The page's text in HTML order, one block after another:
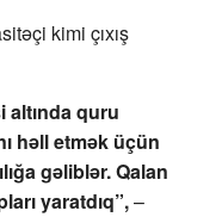
kimi çıxış
altında quru
həll etmək üçün
gəliblər. Qalan
yaratdıq”,–